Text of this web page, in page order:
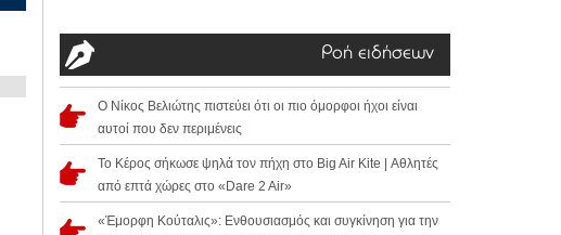
Ροή ειδήσεων
Ο Νίκος Βελιώτης πιστεύει ότι οι πιο όμορφοι ήχοι είναι
αυτοί που δεν περιμένεις
Το Κέρος σήκωσε ψηλά τον πήχη στο Big Air Kite | Αθλητές
από επτά χώρες στο «Dare 2 Air»
«Έμορφη Κούταλις»: Ενθουσιασμός και συγκίνηση για την